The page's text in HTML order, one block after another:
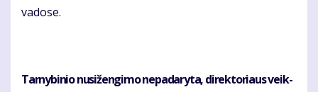
va­do­se.
Tar­ny­bi­nio nu­si­žen­gi­mo ne­pa­da­ry­ta, di­rek­to­riaus veik­